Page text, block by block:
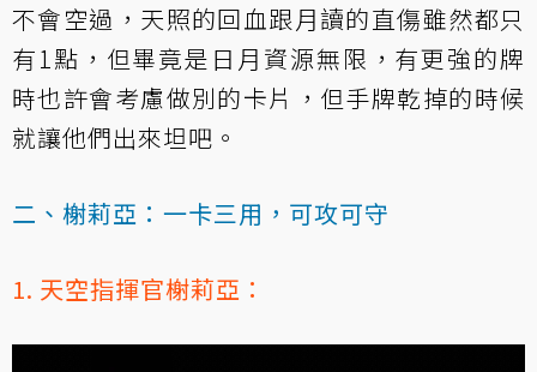
不會空過，天照的回血跟月讀的直傷雖然都只
有1點，但畢竟是日月資源無限，有更強的牌
時也許會考慮做別的卡片，但手牌乾掉的時候
就讓他們出來坦吧。
二、榭莉亞：一卡三用，可攻可守
1. 天空指揮官榭莉亞：